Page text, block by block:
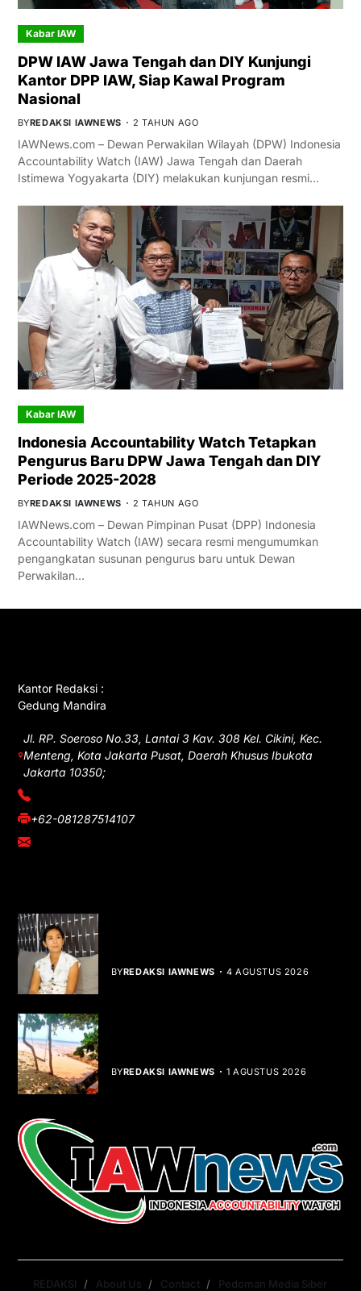
Kabar IAW
DPW IAW Jawa Tengah dan DIY Kunjungi
Kantor DPP IAW, Siap Kawal Program
Nasional
BYREDAKSI IAWNEWS 2 TAHUN AGO
IAWNews.com – Dewan Perwakilan Wilayah (DPW) Indonesia
Accountability Watch (IAW) Jawa Tengah dan Daerah
Istimewa Yogyakarta (DIY) melakukan kunjungan resmi…
Kabar IAW
Indonesia Accountability Watch Tetapkan
Pengurus Baru DPW Jawa Tengah dan DIY
Periode 2025-2028
BYREDAKSI IAWNEWS 2 TAHUN AGO
IAWNews.com – Dewan Pimpinan Pusat (DPP) Indonesia
Accountability Watch (IAW) secara resmi mengumumkan
pengangkatan susunan pengurus baru untuk Dewan
Perwakilan…
Kantor Redaksi :
Gedung Mandira
Jl. RP. Soeroso No.33, Lantai 3 Kav. 308 Kel. Cikini, Kec.
Menteng, Kota Jakarta Pusat, Daerah Khusus Ibukota
Jakarta 10350;
(021) 3908026
+62-081287514107
adm@iawnews.com
BYREDAKSI IAWNEWS 4 AGUSTUS 2026
BYREDAKSI IAWNEWS 1 AGUSTUS 2026
REDAKSI About Us Contact Pedoman Media Siber